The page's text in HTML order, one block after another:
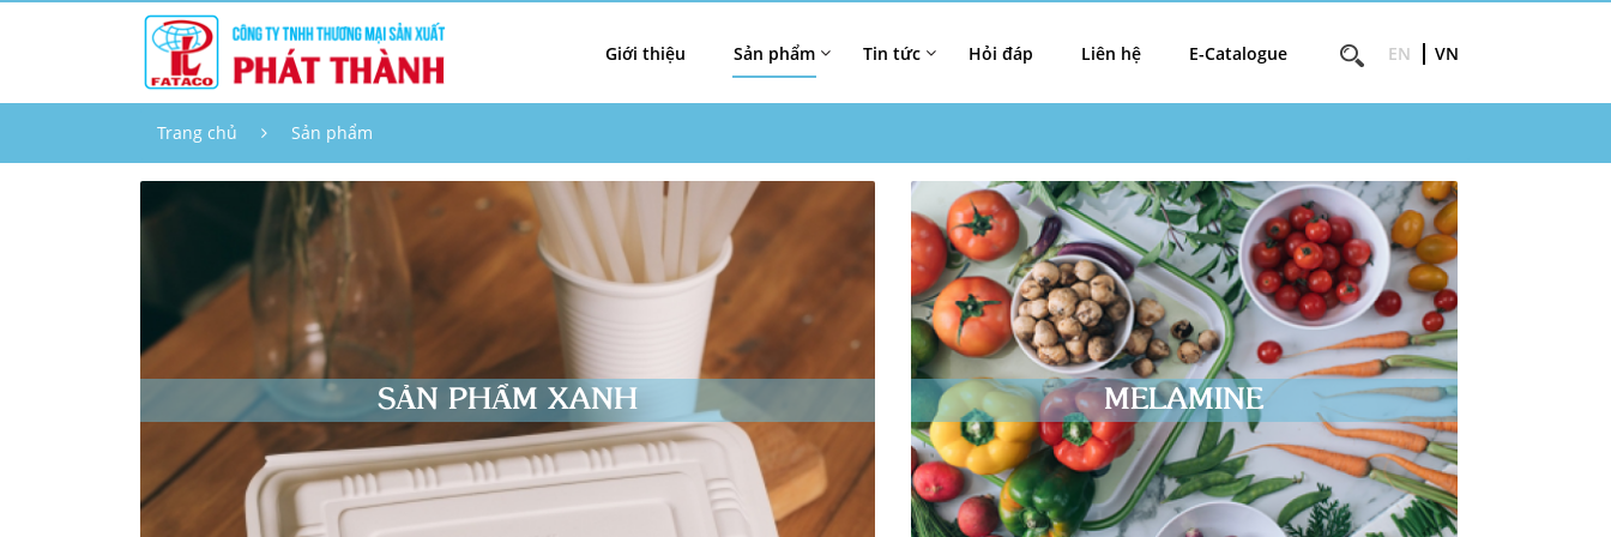
Giới thiệu Sản phẩm Tin tức Hỏi đáp Liên hệ E-Catalogue EN VN
Trang chủ Sản phẩm
SẢN PHẨM XANH MELAMINE